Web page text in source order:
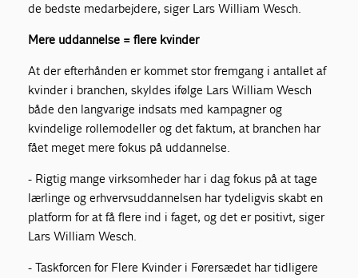
de bedste medarbejdere, siger Lars William Wesch.
Mere uddannelse = flere kvinder
At der efterhånden er kommet stor fremgang i antallet af
kvinder i branchen, skyldes ifølge Lars William Wesch
både den langvarige indsats med kampagner og
kvindelige rollemodeller og det faktum, at branchen har
fået meget mere fokus på uddannelse.
- Rigtig mange virksomheder har i dag fokus på at tage
lærlinge og erhvervsuddannelsen har tydeligvis skabt en
platform for at få flere ind i faget, og det er positivt, siger
Lars William Wesch.
- Taskforcen for Flere Kvinder i Førersædet har tidligere